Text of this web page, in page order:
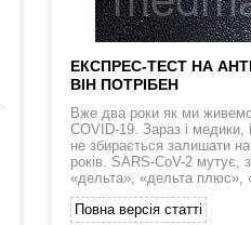
ЕКСПРЕС-ТЕСТ НА
ВІН ПОТРІБЕН
Вже два роки як ми
COVID-19. Зараз і медики,
не збирається залишати
років. SARS-CoV-2 мутує,
«дельта», «дельта плюс»,
Повна версія статті